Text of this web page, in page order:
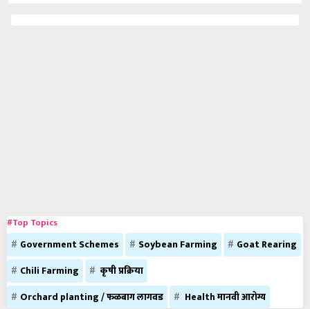
#Top Topics
Government Schemes Soybean Farming
Goat Rearing
Chili Farming
कृषी प्रक्रिया
Orchard planting / फळबाग लागवड
Health मानवी आरोग्य